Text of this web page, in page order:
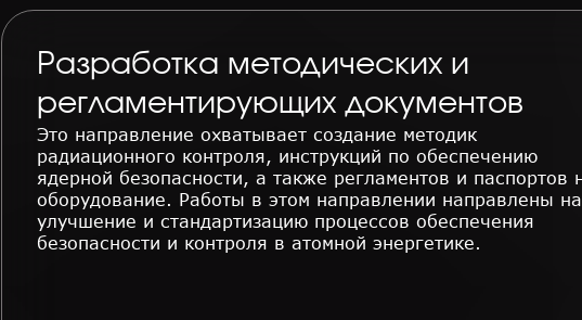
Разработка методических и
регламентирующих документов
Это направление охватывает создание методик
радиационного контроля, инструкций по обеспечению
ядерной безопасности, а также регламентов и паспортов
оборудование. Работы в этом направлении направлены на
улучшение и стандартизацию процессов обеспечения
безопасности и контроля в атомной энергетике.